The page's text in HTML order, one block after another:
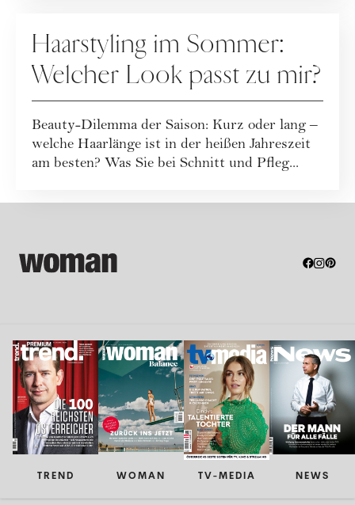
Haarstyling im Sommer:
Welcher Look passt zu mir?
Beauty-Dilemma der Saison: Kurz oder lang –
welche Haarlänge ist in der heißen Jahreszeit
am besten? Was Sie bei Schnitt und Pfleg...
TREND WOMAN TV-MEDIA NEWS